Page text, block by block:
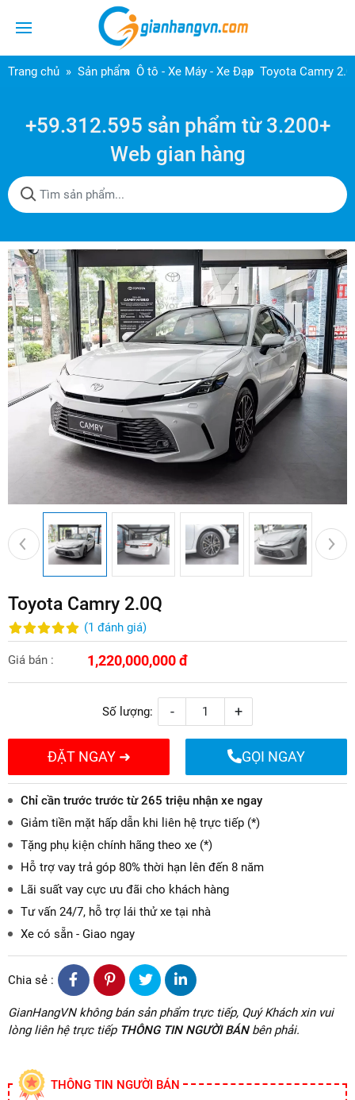
Trang chủ Sản phẩm Ô tô - Xe Máy - Xe Đạp Toyota Camry
+59.312.595 sản phẩm từ 3.200+
Web gian hàng
Toyota Camry 2.0Q
(1 đánh giá)
Giá bán : 1,220,000,000 đ
Số lượng: - +
ĐẶT NGAY ➜ GỌI NGAY
Chỉ cần trước trước từ 265 triệu nhận xe ngay
Giảm tiền mặt hấp dẫn khi liên hệ trực tiếp (*)
Tặng phụ kiện chính hãng theo xe (*)
Hỗ trợ vay trả góp 80% thời hạn lên đến 8 năm
Lãi suất vay cực ưu đãi cho khách hàng
Tư vấn 24/7, hỗ trợ lái thử xe tại nhà
Xe có sẵn - Giao ngay
Chia sẻ :
GianHangVN không bán sản phẩm trực tiếp, Quý Khách xin vui
lòng liên hệ trực tiếp THÔNG TIN NGƯỜI BÁNbên phải.
THÔNG TIN NGƯỜI BÁN